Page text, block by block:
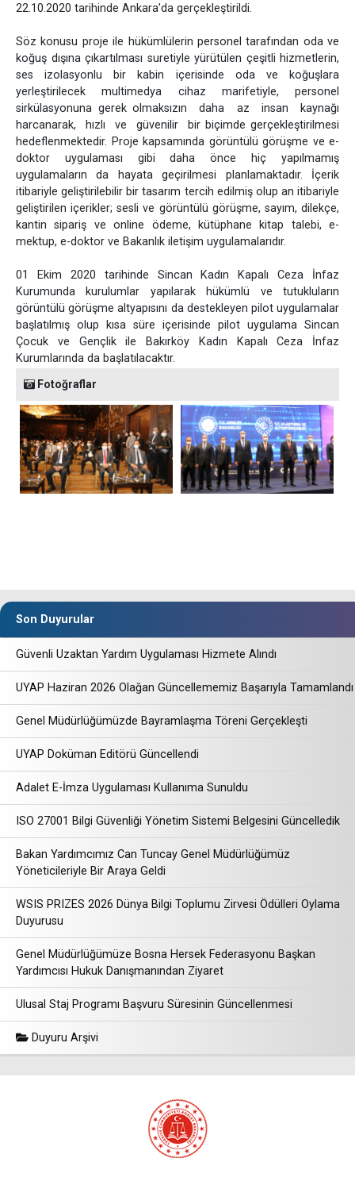
22.10.2020 tarihinde Ankara’da gerçekleştirildi.
Söz konusu proje ile hükümlülerin personel tarafından oda ve
koğuş dışına çıkartılması suretiyle yürütülen çeşitli hizmetlerin,
ses izolasyonlu bir kabin içerisinde oda ve koğuşlara
yerleştirilecek multimedya cihaz marifetiyle, personel
sirkülasyonuna gerek olmaksızın daha az insan kaynağı
harcanarak, hızlı ve güvenilir bir biçimde gerçekleştirilmesi
hedeflenmektedir. Proje kapsamında görüntülü görüşme ve e-
doktor uygulaması gibi daha önce hiç yapılmamış
uygulamaların da hayata geçirilmesi planlamaktadır. İçerik
itibariyle geliştirilebilir bir tasarım tercih edilmiş olup an itibariyle
geliştirilen içerikler; sesli ve görüntülü görüşme, sayım, dilekçe,
kantin sipariş ve online ödeme, kütüphane kitap talebi, e-
mektup, e-doktor ve Bakanlık iletişim uygulamalarıdır.
01 Ekim 2020 tarihinde Sincan Kadın Kapalı Ceza İnfaz
Kurumunda kurulumlar yapılarak hükümlü ve tutukluların
görüntülü görüşme altyapısını da destekleyen pilot uygulamalar
başlatılmış olup kısa süre içerisinde pilot uygulama Sincan
Çocuk ve Gençlik ile Bakırköy Kadın Kapalı Ceza İnfaz
Kurumlarında da başlatılacaktır.
Fotoğraflar
Son Duyurular
Güvenli Uzaktan Yardım Uygulaması Hizmete Alındı
UYAP Haziran 2026 Olağan Güncellememiz Başarıyla Tamamlandı
Genel Müdürlüğümüzde Bayramlaşma Töreni Gerçekleşti
UYAP Doküman Editörü Güncellendi
Adalet E-İmza Uygulaması Kullanıma Sunuldu
ISO 27001 Bilgi Güvenliği Yönetim Sistemi Belgesini Güncelledik
Bakan Yardımcımız Can Tuncay Genel Müdürlüğümüz
Yöneticileriyle Bir Araya Geldi
WSIS PRIZES 2026 Dünya Bilgi Toplumu Zirvesi Ödülleri Oylama
Duyurusu
Genel Müdürlüğümüze Bosna Hersek Federasyonu Başkan
Yardımcısı Hukuk Danışmanından Ziyaret
Ulusal Staj Programı Başvuru Süresinin Güncellenmesi
Duyuru Arşivi